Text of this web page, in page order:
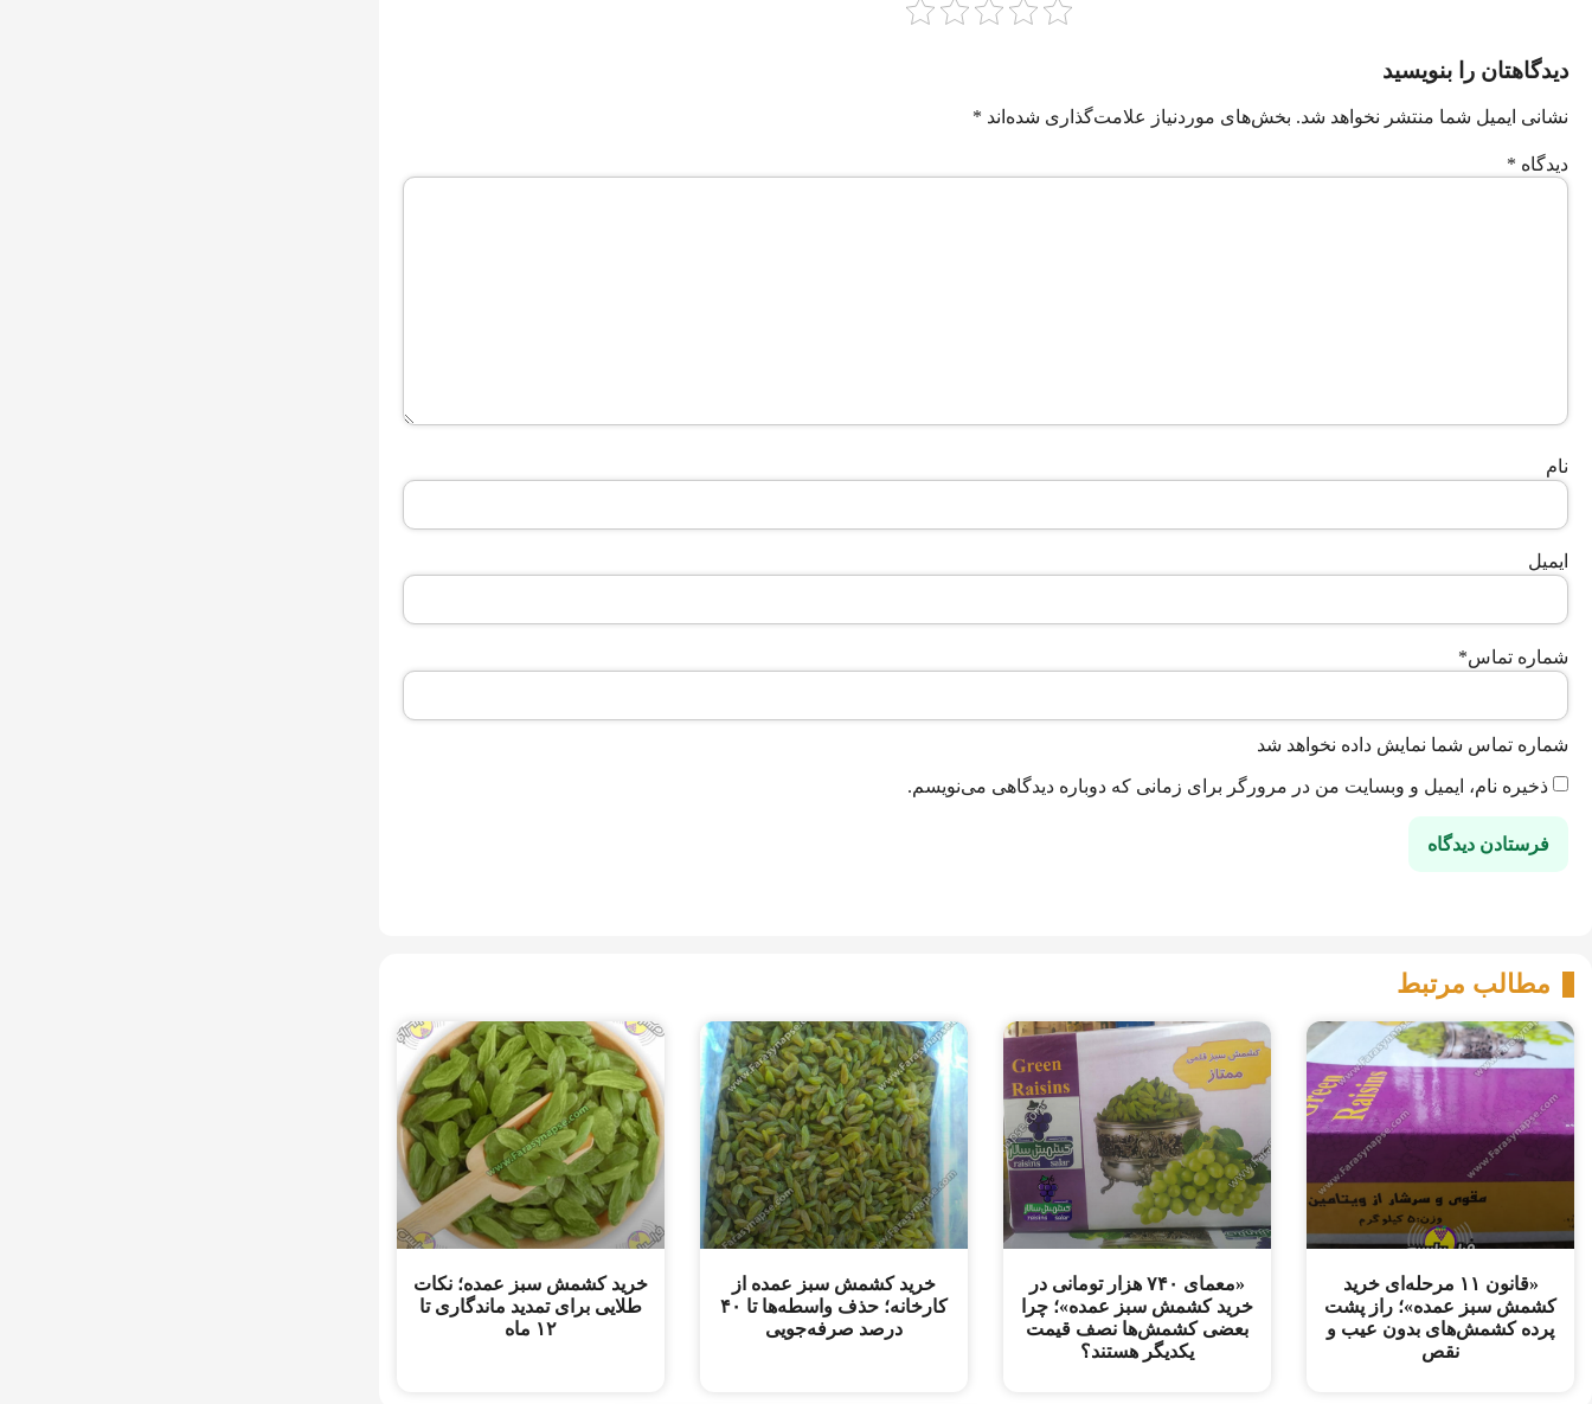
دیدگاهتان را بنویسید
نشانی ایمیل شما منتشر نخواهد شد. بخش‌های موردنیاز علامت‌گذاری شده‌اند *
دیدگاه *
نام
ایمیل
شماره تماس*
شماره تماس شما نمایش داده نخواهد شد
ذخیره نام، ایمیل و وبسایت من در مرورگر برای زمانی که دوباره دیدگاهی می‌نویسم.
مطالب مرتبط
«قانون ۱۱ مرحله‌ای خرید
کشمش سبز عمده»؛ راز پشت
پرده کشمش‌های بدون عیب و
نقص
«معمای ۷۴۰ هزار تومانی در
خرید کشمش سبز عمده»؛ چرا
بعضی کشمش‌ها نصف قیمت
یکدیگر هستند؟
خرید کشمش سبز عمده از
کارخانه؛ حذف واسطه‌ها تا ۴۰
درصد صرفه‌جویی
خرید کشمش سبز عمده؛ نکات
طلایی برای تمدید ماندگاری تا
۱۲ ماه